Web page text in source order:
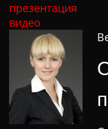
презентация
видео